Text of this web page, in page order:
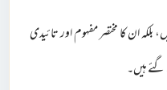
ان کا مختصر مفہوم اور تائیدی
ہیں۔